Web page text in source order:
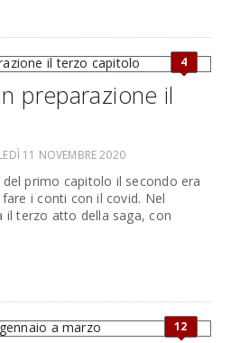
4
preparazione il
11 NOVEMBRE 2020
primo capitolo il secondo era
i conti con il covid. Nel
terzo atto della saga, con
12